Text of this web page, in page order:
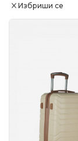
Избриши се